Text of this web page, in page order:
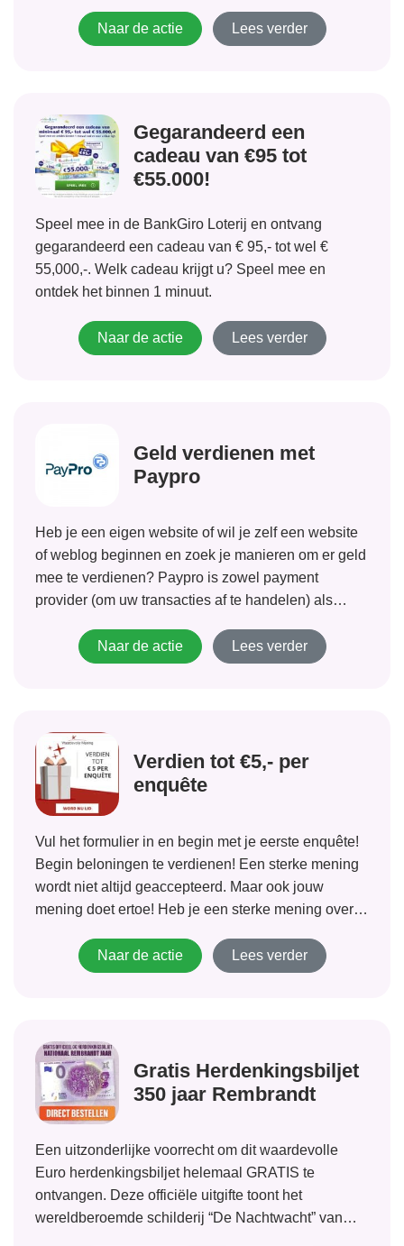
ervoor dat iedereen beveiligingsmateriaal (gratis)
Naar de actie Lees verder
Gegarandeerd een
cadeau van €95 tot
€55.000!
Speel mee in de BankGiro Loterij en ontvang
gegarandeerd een cadeau van € 95,- tot wel €
55,000,-. Welk cadeau krijgt u? Speel mee en
ontdek het binnen 1 minuut.
Naar de actie Lees verder
Geld verdienen met
Paypro
Heb je een eigen website of wil je zelf een website
of weblog beginnen en zoek je manieren om er geld
mee te verdienen? Paypro is zowel payment
provider (om uw transacties af te handelen) als
zijn). Als je...Naar de actie Lees verder
Verdien tot €5,- per
enquête
Vul het formulier in en begin met je eerste enquête!
Begin beloningen te verdienen! Een sterke mening
wordt niet altijd geaccepteerd. Maar ook jouw
mening doet ertoe! Heb je een sterke mening over
mening over bijvoorbeeld tandpasta!...
Naar de actie Lees verder
Gratis Herdenkingsbiljet
350 jaar Rembrandt
Een uitzonderlijke voorrecht om dit waardevolle
Euro herdenkingsbiljet helemaal GRATIS te
ontvangen. Deze officiële uitgifte toont het
wereldberoemde schilderij “De Nachtwacht” van